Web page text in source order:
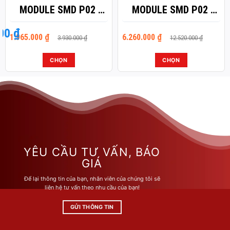
MODULE SMD P02 –
CÔNG SUẤT 250W
3.930.000₫
Giá
gốc
3.930.000 ₫.
1.965.000 ₫
Giá
hiện
1.965.000 ₫.
CHỌN
Sản
có
nhiều
Các
tùy
có
thể
được
chọn
MODULE SMD P02 –
CÔNG SUẤT 800W
12.520.000₫
Giá
gốc
12.520.000 ₫.
6.260.000 ₫
Giá
hiện
6.260.000 ₫.
CHỌN
Sản
nhiều
biến
thể.
₫
YÊU CẦU TƯ VẤN, BÁO
GIÁ
Để lại thông tin của bạn, nhân viên của chúng tôi sẽ
liên hệ tư vấn theo nhu cầu của bạn!
GỬI THÔNG TIN